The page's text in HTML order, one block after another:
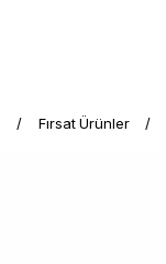
Fırsat Ürünler